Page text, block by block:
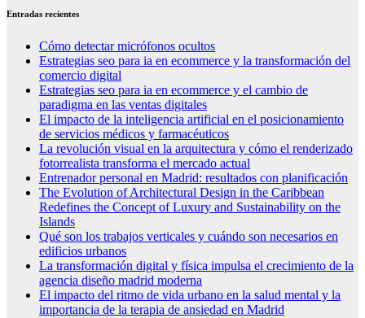
Entradas recientes
Cómo detectar micrófonos ocultos
Estrategias seo para ia en ecommerce y la transformación del
comercio digital
Estrategias seo para ia en ecommerce y el cambio de
paradigma en las ventas digitales
El impacto de la inteligencia artificial en el posicionamiento
de servicios médicos y farmacéuticos
La revolución visual en la arquitectura y cómo el renderizado
fotorrealista transforma el mercado actual
Entrenador personal en Madrid: resultados con planificación
The Evolution of Architectural Design in the Caribbean
Redefines the Concept of Luxury and Sustainability on the
Islands
Qué son los trabajos verticales y cuándo son necesarios en
edificios urbanos
La transformación digital y física impulsa el crecimiento de la
agencia diseño madrid moderna
El impacto del ritmo de vida urbano en la salud mental y la
importancia de la terapia de ansiedad en Madrid